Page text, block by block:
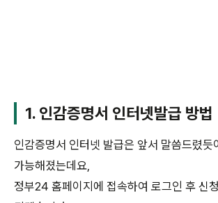
1. 인감증명서 인터넷발급 방법
인감증명서 인터넷 발급은 앞서 말씀드렸
가능해졌는데요,
정부24 홈페이지에 접속하여 로그인 후 신